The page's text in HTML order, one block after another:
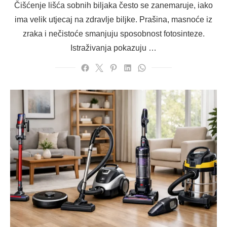
Čišćenje lišća sobnih biljaka često se zanemaruje, iako
ima velik utjecaj na zdravlje biljke. Prašina, masnoće iz
zraka i nečistoće smanjuju sposobnost fotosinteze.
Istraživanja pokazuju …